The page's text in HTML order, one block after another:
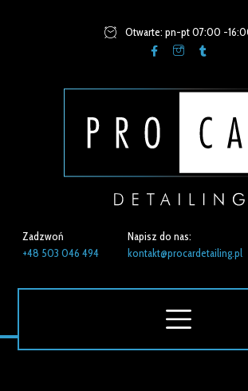
Otwarte: pn-pt 07:00 -
Zadzwoń
+48 503 046 494
Napisz do nas:
kontakt@procardetailing.pl